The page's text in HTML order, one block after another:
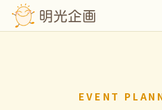
EVENT